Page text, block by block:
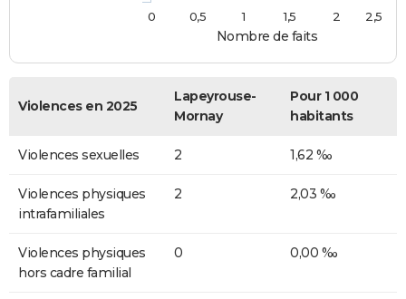
Nombre de faits
0
0,5 1 1,5 2 2,5
Violences en 2025
Lapeyrouse-
Mornay
Pour 1 000
habitants
Violences sexuelles 2 1,62 ‰
Violences physiques
intrafamiliales
2 2,03 ‰
Violences physiques
hors cadre familial
0 0,00 ‰